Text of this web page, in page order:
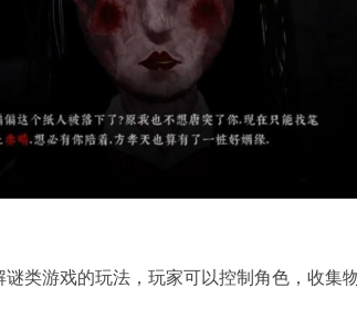
谜类游戏的玩法，玩家可以控制角色，收集